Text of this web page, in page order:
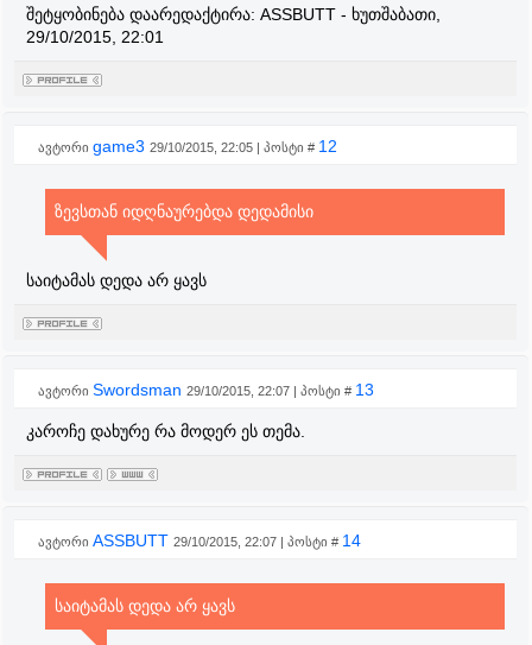
შეტყობინება დაარედაქტირა: ASSBUTT - ხუთშაბათი,
29/10/2015, 22:01
ავტორი game3 29/10/2015, 22:05 | პოსტი # 12
ზევსთან იდღნაურებდა დედამისი
საიტამას დედა არ ყავს
ავტორი Swordsman 29/10/2015, 22:07 | პოსტი # 13
კაროჩე დახურე რა მოდერ ეს თემა.
ავტორი ASSBUTT 29/10/2015, 22:07 | პოსტი # 14
საიტამას დედა არ ყავს